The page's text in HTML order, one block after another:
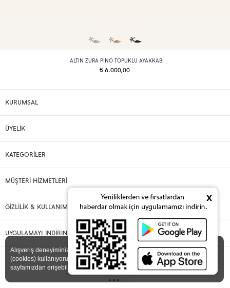
ALTIN ZURA PINO TOPUKLU AYAKKABI
t6.000,00
KURUMSAL
ÜYELİK
KATEGORİLER
MÜŞTERİ HİZMETLERİ
GİZLİLİK & KULLANIM
UYGULAMAYI İNDİRİN
•••
Alışveriş deneyiminizi iyileştirmek için yasal düzenlemelere uygun çerezler
(cookies) kullanıyoruz. Detaylı bilgiyeGizlilik ve Çerez Politikası
sayfamızdan erişebilirsiniz.
x